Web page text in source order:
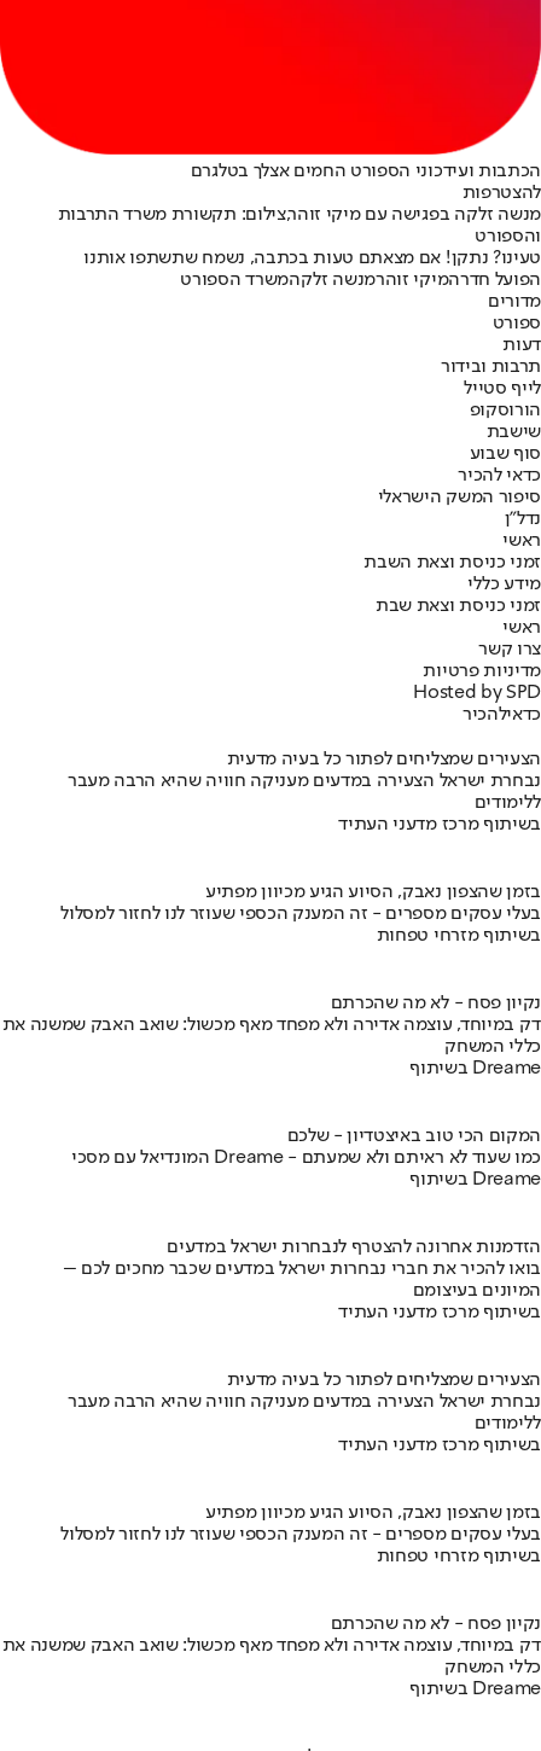
הכתבות ועידכוני הספורט החמים אצלך בטלגרם
להצטרפות
מנשה זלקה בפגישה עם מיקי זוהר,צילום: תקשורת משרד התרבות
והספורט
טעינו? נתקן! אם מצאתם טעות בכתבה, נשמח שתשתפו אותנו
הפועל חדרהמיקי זוהרמנשה זלקהמשרד הספורט
מדורים
ספורט
דעות
תרבות ובידור
לייף סטייל
הורוסקופ
שישבת
סוף שבוע
כדאי להכיר
סיפור המשק הישראלי
נדל"ן
ראשי
זמני כניסת וצאת השבת
מידע כללי
זמני כניסת וצאת שבת
ראשי
צרו קשר
מדיניות פרטיות
Hosted by SPD
כדאילהכיר
הצעירים שמצליחים לפתור כל בעיה מדעית
נבחרת ישראל הצעירה במדעים מעניקה חוויה שהיא הרבה מעבר
ללימודים
בשיתוף מרכז מדעני העתיד
בזמן שהצפון נאבק, הסיוע הגיע מכיוון מפתיע
בעלי עסקים מספרים - זה המענק הכספי שעוזר לנו לחזור למסלול
בשיתוף מזרחי טפחות
נקיון פסח - לא מה שהכרתם
דק במיוחד, עוצמה אדירה ולא מפחד מאף מכשול: שואב האבק שמשנה את
כללי המשחק
בשיתוף Dreame
המקום הכי טוב באיצטדיון - שלכם
המונדיאל עם מסכי Dreame - כמו שעוד לא ראיתם ולא שמעתם
בשיתוף Dreame
הזדמנות אחרונה להצטרף לנבחרות ישראל במדעים
בואו להכיר את חברי נבחרות ישראל במדעים שכבר מחכים לכם –
המיונים בעיצומם
בשיתוף מרכז מדעני העתיד
הצעירים שמצליחים לפתור כל בעיה מדעית
נבחרת ישראל הצעירה במדעים מעניקה חוויה שהיא הרבה מעבר
ללימודים
בשיתוף מרכז מדעני העתיד
בזמן שהצפון נאבק, הסיוע הגיע מכיוון מפתיע
בעלי עסקים מספרים - זה המענק הכספי שעוזר לנו לחזור למסלול
בשיתוף מזרחי טפחות
נקיון פסח - לא מה שהכרתם
דק במיוחד, עוצמה אדירה ולא מפחד מאף מכשול: שואב האבק שמשנה את
כללי המשחק
בשיתוף Dreame